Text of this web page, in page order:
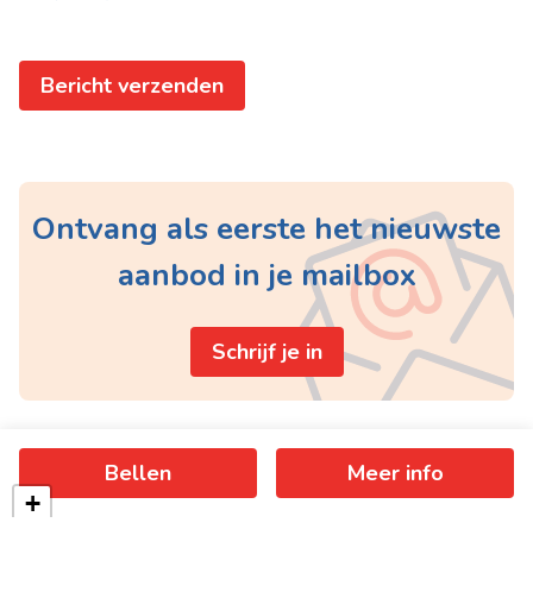
Bellen Meer info
Bericht verzenden
Ontvang als eerste het nieuwste
aanbod in je mailbox
Schrijf je in
+